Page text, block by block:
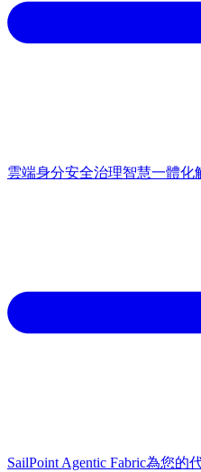
雲端身分安全治理智慧一體化
SailPoint Agentic Fabric為您的